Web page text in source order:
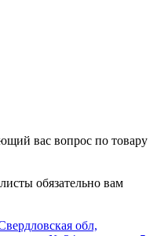
вас вопрос по товару
обязательно вам
обл,